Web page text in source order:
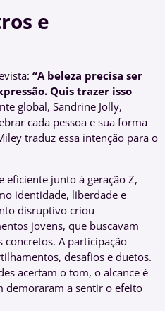
e
“A beleza precisa ser
Quis trazer isso
global, Sandrine Jolly,
cada pessoa e sua forma
traduz essa intenção para o
eficiente junto à geração Z,
identidade, liberdade e
disruptivo criou
jovens, que buscavam
concretos. A participação
desafios e duetos.
acertam o tom, o alcance é
demoraram a sentir o efeito